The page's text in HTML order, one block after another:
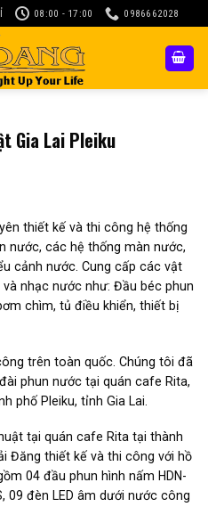
08:00 - 17:00 0986662028
Gia Lai Pleiku
thiết kế và thi công hệ thống
nước, các hệ thống màn nước,
cảnh nước. Cung cấp các vật
nhạc nước như: Đầu béc phun
chìm, tủ điều khiển, thiết bị
trên toàn quốc. Chúng tôi đã
phun nước tại quán cafe Rita,
phố Pleiku, tỉnh Gia Lai.
tại quán cafe Rita tại thành
Đăng thiết kế và thi công với hồ
04 đầu phun hình nấm HDN-
09 đèn LED âm dưới nước công